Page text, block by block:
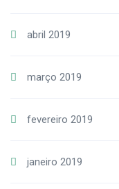
abril 2019
março 2019
fevereiro 2019
janeiro 2019